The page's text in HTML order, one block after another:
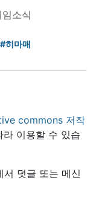
소식
#히마매
commons 저작
라 이용할 수 있습
서 덧글 또는 메신